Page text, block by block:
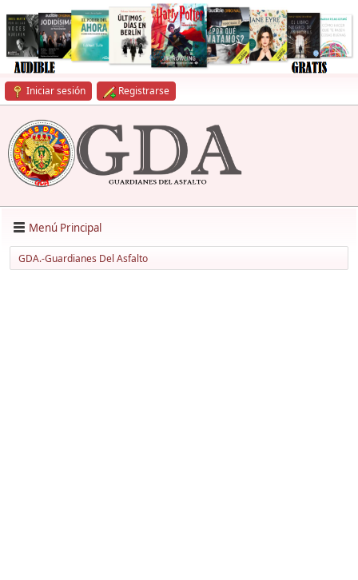
Iniciar sesión Registrarse
Menú Principal
GDA.-Guardianes Del Asfalto